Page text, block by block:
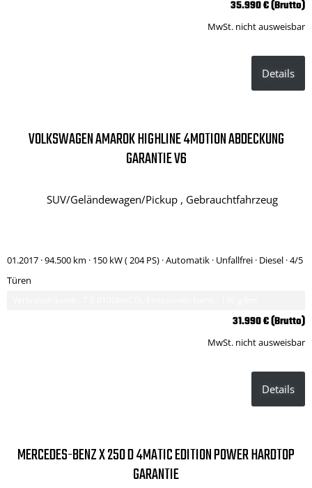
35.990 € (Brutto)
MwSt. nicht ausweisbar
Details
VOLKSWAGEN AMAROK HIGHLINE 4MOTION ABDECKUNG
GARANTIE V6
SUV/Geländewagen/Pickup , Gebrauchtfahrzeug
01.2017 ·94.500 km · 150 kW ( 204 PS) · Automatik · Unfallfrei · Diesel · 4/5
Türen
31.990 € (Brutto)
MwSt. nicht ausweisbar
Details
MERCEDES-BENZ X 250 D 4MATIC EDITION POWER HARDTOP
GARANTIE